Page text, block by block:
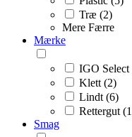
Træ (2)
Mere Færre
Mærke
IGO Select
Klett (2)
Lindt (6)
Rettergut
Smag